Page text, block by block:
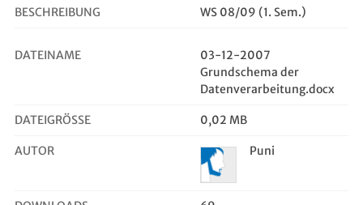
BESCHREIBUNG WS 08/09 (1. Sem.)
DATEINAME
03-12-2007
Grundschema der
Datenverarbeitung.docx
DATEIGRÖSSE 0,02 MB
AUTOR Puni